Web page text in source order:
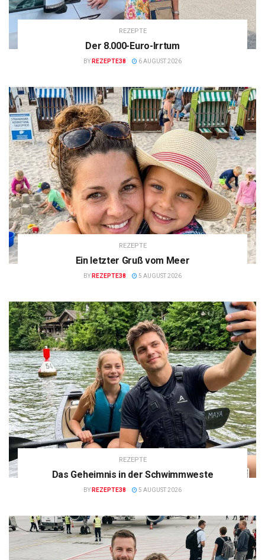
REZEPTE
Der 8.000-Euro-Irrtum
BY REZEPTE38 6 AUGUST 2026
REZEPTE
Ein letzter Gruß vom Meer
BY REZEPTE38 5 AUGUST 2026
REZEPTE
Das Geheimnis in der Schwimmweste
BY REZEPTE38 5 AUGUST 2026